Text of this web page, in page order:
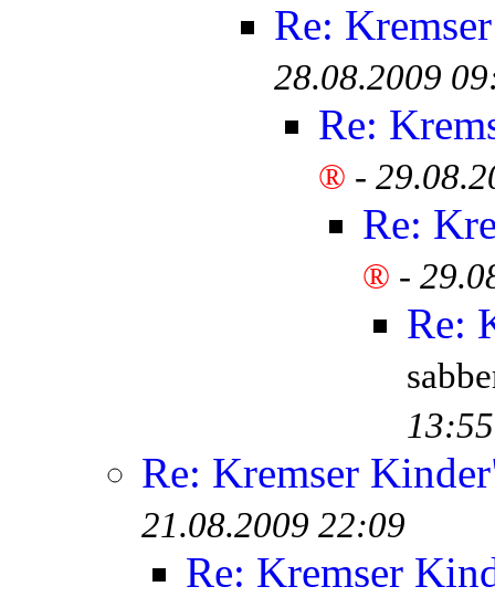
Re:
28.08.2009
Re:
® -
Re:
® -
Re:
13:55
Re: Kremser
21.08.2009 22:09
Re: Kremser